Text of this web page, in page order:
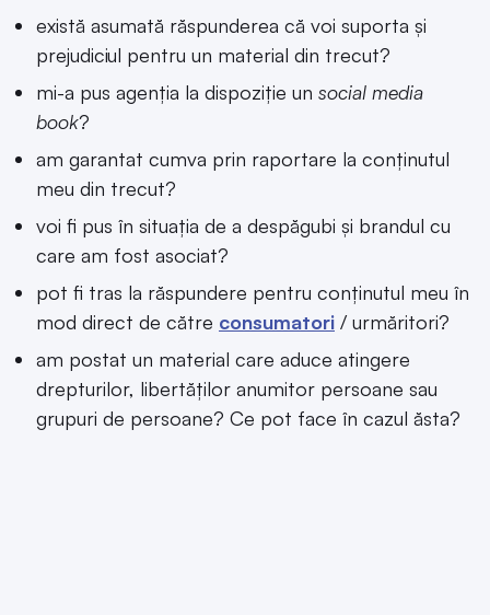
există asumată răspunderea că voi suporta și
prejudiciul pentru un material din trecut?
mi-a pus agenția la dispoziție un social media
book?
am garantat cumva prin raportare la conținutul
meu din trecut?
voi fi pus în situația de a despăgubi și brandul cu
care am fost asociat?
pot fi tras la răspundere pentru conținutul meu în
mod direct de către consumatori / urmăritori?
am postat un material care aduce atingere
drepturilor, libertăților anumitor persoane sau
grupuri de persoane? Ce pot face în cazul ăsta?